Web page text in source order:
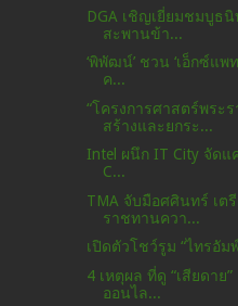
DGA เชิญเยี่ยมชมบูธ
สะพานข้า...
‘พิพัฒน์’ ชวน ‘เอ็กซ์แพ
ค...
“โครงการศาสตร์พระ
สร้างและยกระ...
Intel ผนึก IT City จัดแ
C...
TMA จับมือศศินทร์ เต
ราชทานควา...
เปิดตัวโชว์รูม “ไทรอัม
4 เหตุผล ที่ดู “เสียดาย
ออนไล...